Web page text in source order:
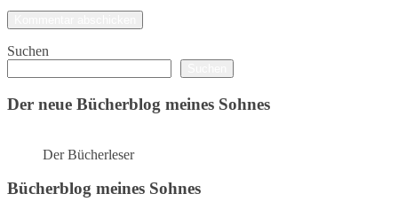
Suchen
Der neue Bücherblog meines Sohnes
Der Bücherleser
Bücherblog meines Sohnes